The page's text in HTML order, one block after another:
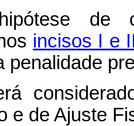
de
incisos I e
penalidade
e de Ajuste